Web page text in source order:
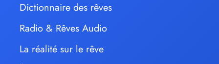
Dictionnaire des rêves
Radio & Rêves Audio
La réalité sur le rêve